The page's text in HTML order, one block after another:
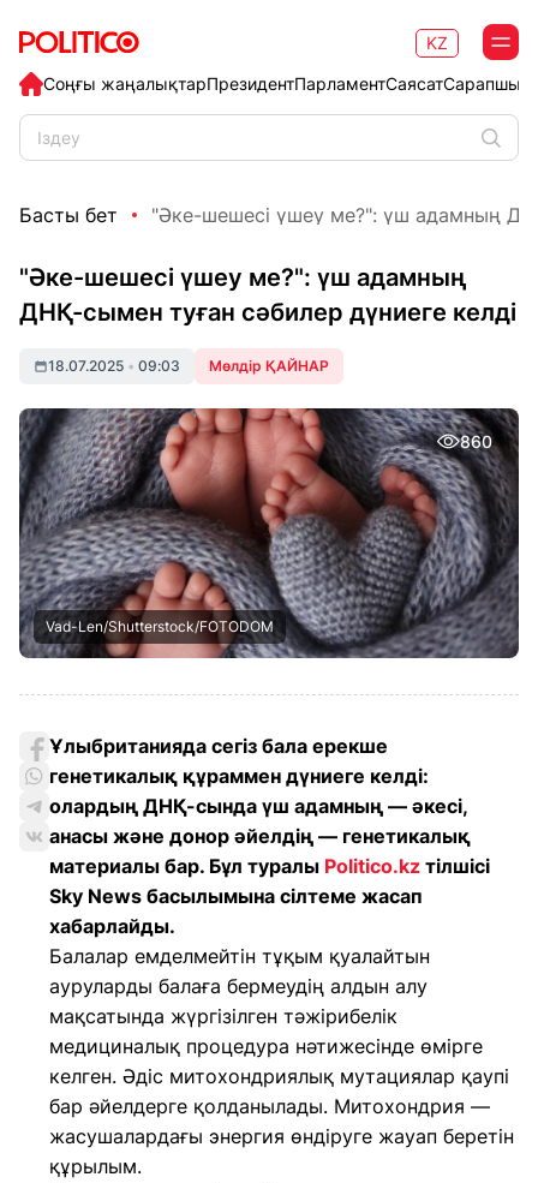
Соңғы жаңалықтарПрезидентПарламентСаясат
KZ
Басты бет "Әке-шешесі үшеу ме?": үш адамның
"Әке-шешесі үшеу ме?": үш адамның
ДНҚ-сымен туған сәбилер дүниеге келді
18.07.2025 • 09:03 Мөлдір ҚАЙНАР
860
Vad-Len/Shutterstock/FOTODOM
Ұлыбританияда сегіз бала ерекше
генетикалық құраммен дүниеге келді:
олардың ДНҚ-сында үш адамның — әкесі,
анасы және донор әйелдің — генетикалық
материалы бар. Бұл туралы Politico.kz тілшісі
Sky News басылымына сілтеме жасап
хабарлайды.
Балалар емделмейтін тұқым қуалайтын
ауруларды балаға бермеудің алдын алу
мақсатында жүргізілген тәжірибелік
медициналық процедура нәтижесінде өмірге
келген. Әдіс митохондриялық мутациялар қаупі
бар әйелдерге қолданылады. Митохондрия —
жасушалардағы энергия өндіруге жауап беретін
құрылым.